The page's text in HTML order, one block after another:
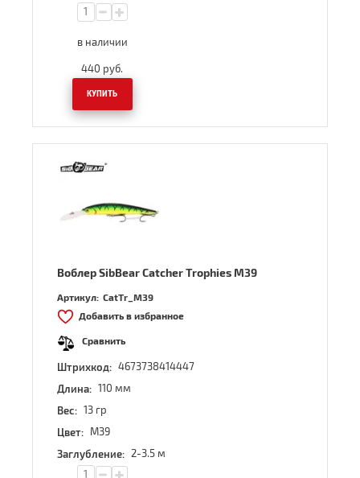
в наличии
440 руб.
КУПИТЬ
Воблер SibBear Catcher Trophies M39
Артикул: CatTr_M39
Добавить в избранное
Сравнить
Штрихкод: 4673738414447
Длина: 110 мм
Вес: 13 гр
Цвет: M39
Заглубление: 2-3.5 м